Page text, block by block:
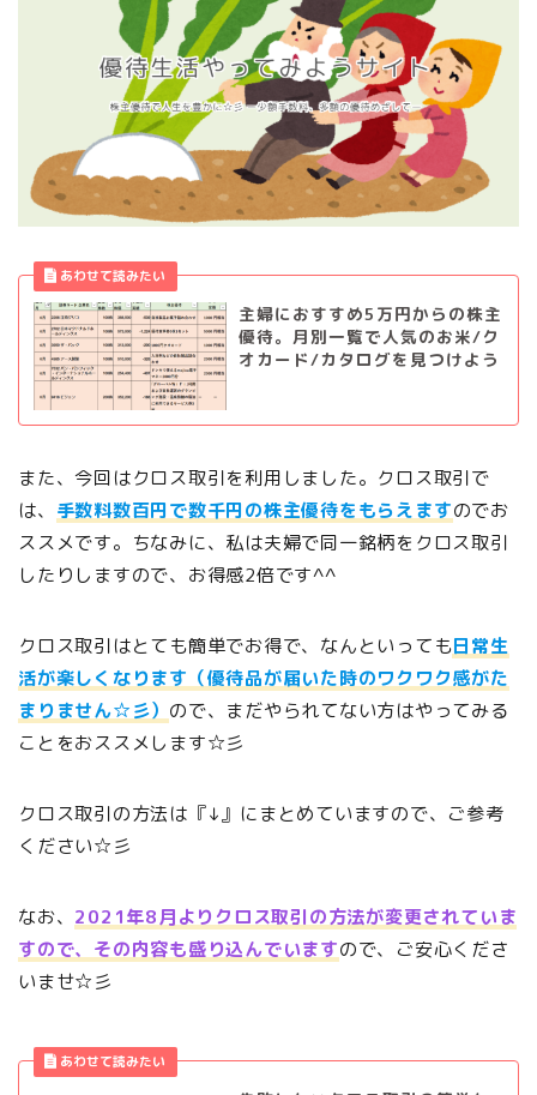
主婦におすすめ5万円からの株主
優待。月別一覧で人気のお米/ク
オカード/カタログを見つけよう
また、今回はクロス取引を利用しました。クロス取引で
は、 手数料数百円で数千円の株主優待をもらえますのでお
ススメです。ちなみに、私は夫婦で同一銘柄をクロス取引
したりしますので、お得感2倍です^^
クロス取引はとても簡単でお得で、なんといっても日常生
活が楽しくなります（優待品が届いた時のワクワク感がた
まりません☆彡） ので、まだやられてない方はやってみる
ことをおススメします☆彡
クロス取引の方法は『↓』にまとめていますので、ご参考
ください☆彡
なお、 2021年8月よりクロス取引の方法が変更されていま
すので、その内容も盛り込んでいますので、ご安心くださ
いませ☆彡